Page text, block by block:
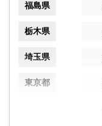
福島県
栃木県
埼玉県
東京都